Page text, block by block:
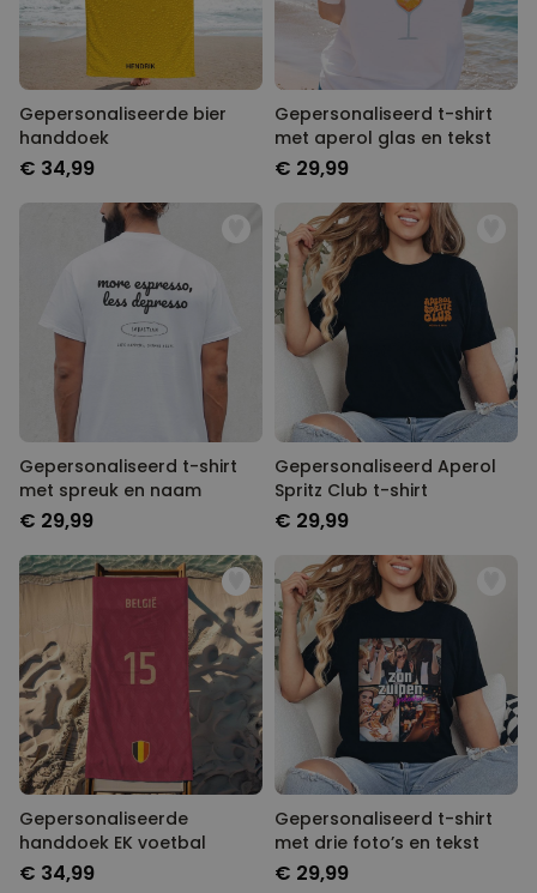
Gepersonaliseerde bier
handdoek
€ 34,99
Gepersonaliseerd t-shirt
met aperol glas en tekst
€ 29,99
Gepersonaliseerd t-shirt
met spreuk en naam
€ 29,99
Gepersonaliseerd Aperol
Spritz Club t-shirt
€ 29,99
Gepersonaliseerde
handdoek EK voetbal
€ 34,99
Gepersonaliseerd t-shirt
met drie foto’s en tekst
€ 29,99